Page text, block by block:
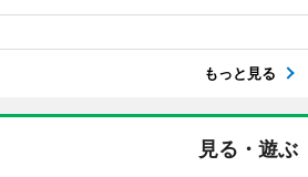
もっと見る
見る・遊ぶ